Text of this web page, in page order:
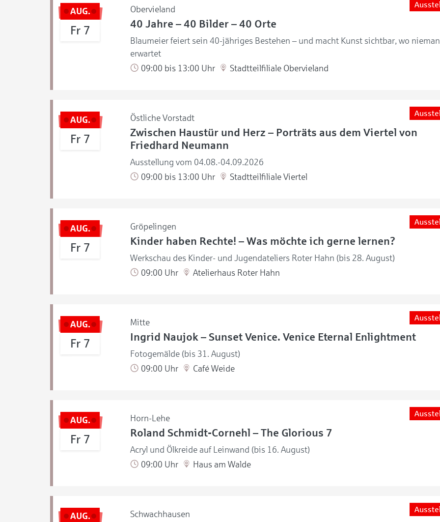
AUG.
Fr 7
Obervieland
40 Jahre – 40 Bilder – 40 Orte
Blaumeier feiert sein 40-jähriges Bestehen – und macht Kunst sichtbar, wo
erwartet
09:00 bis 13:00 Uhr
Stadtteilfiliale Obervieland
AUG.
Fr 7
Östliche Vorstadt
Zwischen Haustür und Herz – Porträts aus dem Viertel von
Friedhard Neumann
Ausstellung vom 04.08.-04.09.2026
09:00 bis 13:00 Uhr
Stadtteilfiliale Viertel
AUG.
Fr 7
Gröpelingen
Kinder haben Rechte! – Was möchte ich gerne lernen?
Werkschau des Kinder- und Jugendateliers Roter Hahn (bis 28. August)
09:00 Uhr
Atelierhaus Roter Hahn
AUG.
Fr 7
Mitte
Ingrid Naujok – Sunset Venice. Venice Eternal Enlightment
Fotogemälde (bis 31. August)
09:00 Uhr
Café Weide
AUG.
Fr 7
Horn-Lehe
Roland Schmidt-Cornehl – The Glorious 7
Acryl und Ölkreide auf Leinwand (bis 16. August)
09:00 Uhr
Haus am Walde
AUG. Schwachhausen